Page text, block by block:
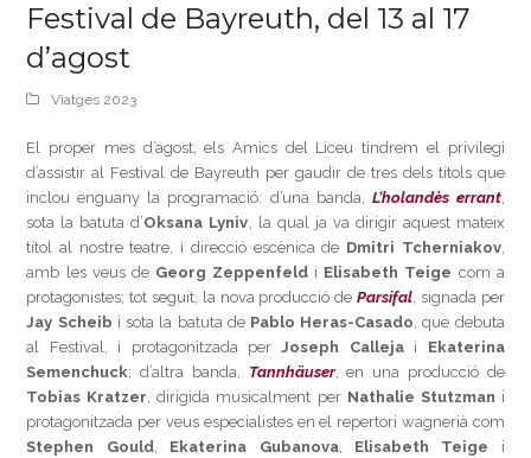
Festival de Bayreuth, del 13 al 17
d’agost
Viatges 2023
El proper mes d’agost, els Amics del Liceu tindrem el privilegi
d’assistir al Festival de Bayreuth per gaudir de tres dels títols que
inclou enguany la programació: d’una banda, L’holandès errant,
sota la batuta d’Oksana Lyniv, la qual ja va dirigir aquest mateix
títol al nostre teatre, i direcció escènica de Dmitri Tcherniakov,
amb les veus de Georg Zeppenfeld i Elisabeth Teige com a
protagonistes; tot seguit, la nova producció de Parsifal, signada per
Jay Scheib i sota la batuta de Pablo Heras-Casado, que debuta
al Festival, i protagonitzada perJoseph Callejai Ekaterina
Semenchuck; d’altra banda, Tannhäuser, en una producció de
Tobias Kratzer, dirigida musicalment per Nathalie Stutzman i
protagonitzada per veus especialistes en el repertori wagnerià com
Stephen Gould, Ekaterina Gubanova, Elisabeth Teige i